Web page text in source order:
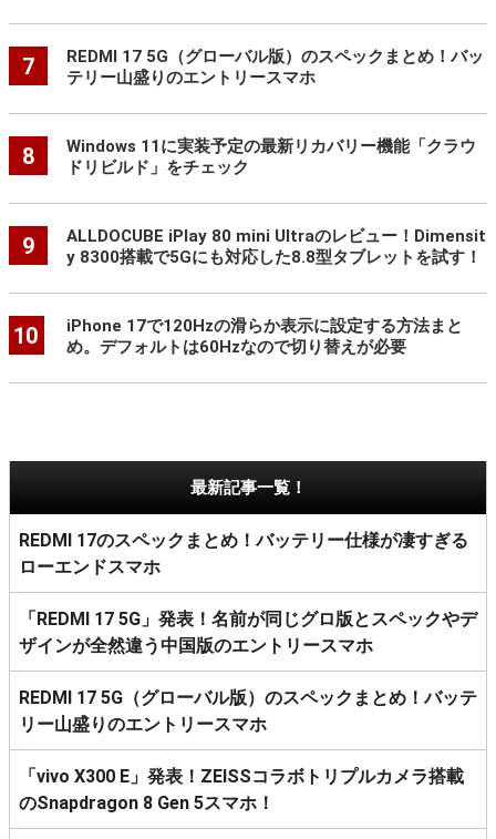
7
REDMI 17 5G（グローバル版）のスペックまとめ！バッ
テリー山盛りのエントリースマホ
8
Windows 11に実装予定の最新リカバリー機能「クラウ
ドリビルド」をチェック
9
ALLDOCUBE iPlay 80 mini Ultraのレビュー！Dimensit
y 8300搭載で5Gにも対応した8.8型タブレットを試す！
10
iPhone 17で120Hzの滑らか表示に設定する方法まと
め。デフォルトは60Hzなので切り替えが必要
最新記事一覧！
REDMI 17のスペックまとめ！バッテリー仕様が凄すぎる
ローエンドスマホ
「REDMI 17 5G」発表！名前が同じグロ版とスペックやデ
ザインが全然違う中国版のエントリースマホ
REDMI 17 5G（グローバル版）のスペックまとめ！バッテ
リー山盛りのエントリースマホ
「vivo X300 E」発表！ZEISSコラボトリプルカメラ搭載
のSnapdragon 8 Gen 5スマホ！